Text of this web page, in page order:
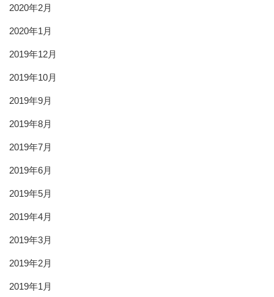
2020年2月
2020年1月
2019年12月
2019年10月
2019年9月
2019年8月
2019年7月
2019年6月
2019年5月
2019年4月
2019年3月
2019年2月
2019年1月